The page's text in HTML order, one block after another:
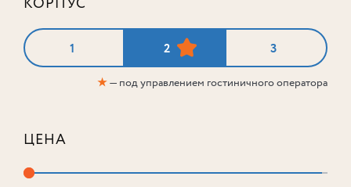
1 2 3
★— под управлением гостиничного оператора
ЦЕНА